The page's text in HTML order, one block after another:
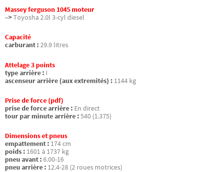
Massey ferguson 1045 moteur
–>Toyosha 2.0l 3-cyl diesel
Capacité
carburant :29.9 litres
Attelage 3 points
type arrière : I
ascenseur arrière (aux extremités) : 1144 kg
Prise de force (pdf)
prise de force arrière : En direct
tour par minute arrière :540 (1.375)
Dimensions et pneus
empattement : 174 cm
poids : 1601 à 1737 kg
pneu avant :6.00-16
pneu arrière : 12.4-28 (2 roues motrices)